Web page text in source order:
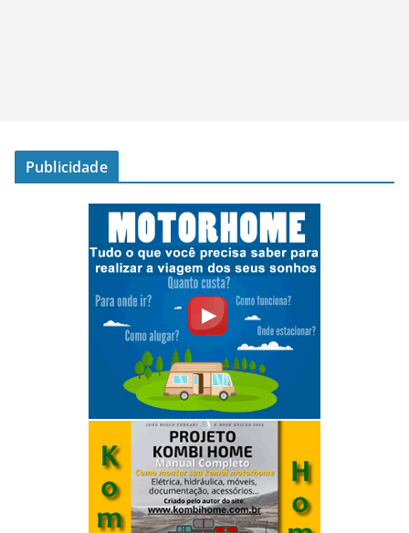
Publicidade